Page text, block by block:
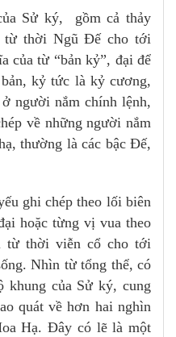
Sử ký, gồm cả thảy
từ thời Ngũ Đế cho tới
của từ “bản kỷ”, đại để
kỷ tức là kỷ cương,
người nắm chính lệnh,
về những người nắm
thường là các bậc Đế,
ghi chép theo lối biên
hoặc từng vị vua theo
từ thời viễn cổ cho tới
Nhìn từ tổng thể, có
khung của Sử ký, cung
quát về hơn hai nghìn
Hạ. Đây có lẽ là một